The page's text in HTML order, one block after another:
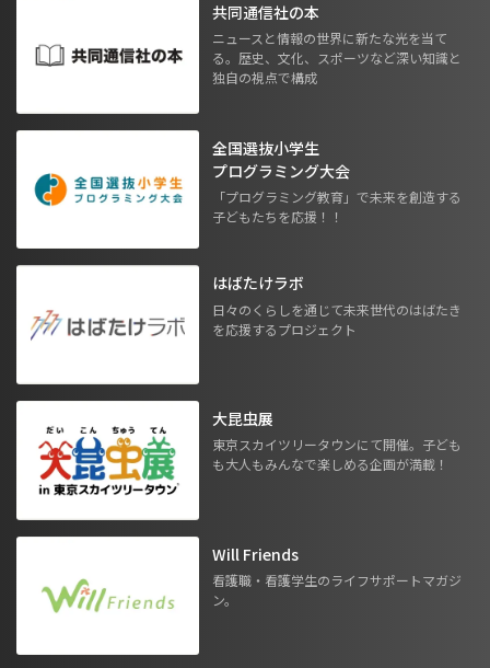
共同通信社の本
ニュースと情報の世界に新たな光を当て
る。歴史、文化、スポーツなど深い知識と
独自の視点で構成
全国選抜小学生
プログラミング大会
「プログラミング教育」で未来を創造する
子どもたちを応援！！
はばたけラボ
日々のくらしを通じて未来世代のはばたき
を応援するプロジェクト
大昆虫展
東京スカイツリータウンにて開催。子ども
も大人もみんなで楽しめる企画が満載！
Will Friends
看護職・看護学生のライフサポートマガジ
ン。